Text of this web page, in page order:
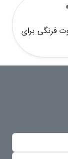
»
فرنگی برای